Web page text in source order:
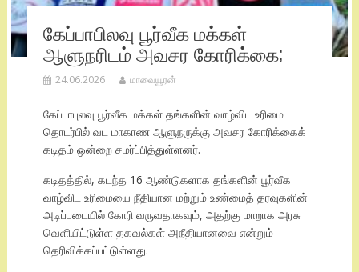
கேப்பாபிலவு பூர்வீக மக்கள்
ஆளுநரிடம் அவசர கோரிக்கை;
24.06.2026 மாவையூரன்
கேப்பாபுலவு பூர்வீக மக்கள் தங்களின் வாழ்விட உரிமை
தொடர்பில் வட மாகாண ஆளுநருக்கு அவசர கோரிக்கைக்
கடிதம் ஒன்றை சமர்ப்பித்துள்ளனர்.
கடிதத்தில், கடந்த 16 ஆண்டுகளாக தங்களின் பூர்வீக
வாழ்விட உரிமையை நீதியான மற்றும் உண்மைத் தரவுகளின்
அடிப்படையில் கோரி வருவதாகவும், அதற்கு மாறாக அரசு
வெளியிட்டுள்ள தகவல்கள் அநீதியானவை என்றும்
தெரிவிக்கப்பட்டுள்ளது.